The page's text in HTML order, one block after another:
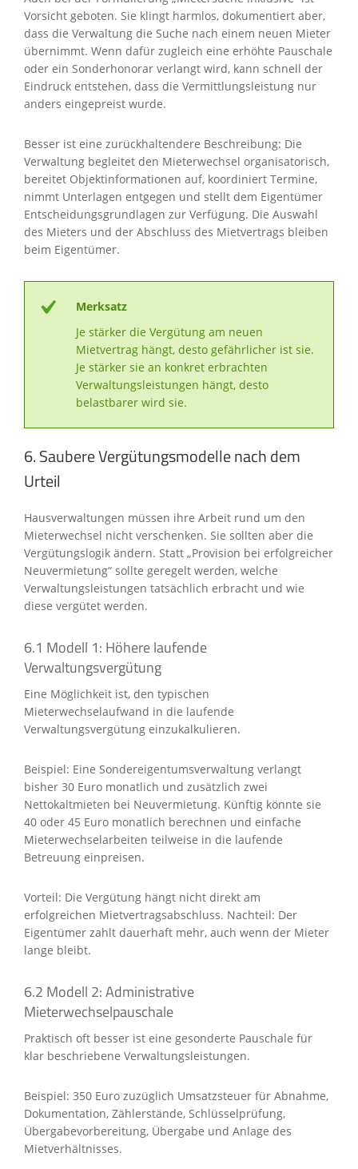
Vorsicht geboten. Sie klingt harmlos, dokumentiert aber,
dass die Verwaltung die Suche nach einem neuen Mieter
übernimmt. Wenn dafür zugleich eine erhöhte Pauschale
oder ein Sonderhonorar verlangt wird, kann schnell der
Eindruck entstehen, dass die Vermittlungsleistung nur
anders eingepreist wurde.
Besser ist eine zurückhaltendere Beschreibung: Die
Verwaltung begleitet den Mieterwechsel organisatorisch,
bereitet Objektinformationen auf, koordiniert Termine,
nimmt Unterlagen entgegen und stellt dem Eigentümer
Entscheidungsgrundlagen zur Verfügung. Die Auswahl
des Mieters und der Abschluss des Mietvertrags bleiben
beim Eigentümer.
Merksatz
Je stärker die Vergütung am neuen
Mietvertrag hängt, desto gefährlicher ist sie.
Je stärker sie an konkret erbrachten
Verwaltungsleistungen hängt, desto
belastbarer wird sie.
6. Saubere Vergütungsmodelle nach dem
Urteil
Hausverwaltungen müssen ihre Arbeit rund um den
Mieterwechsel nicht verschenken. Sie sollten aber die
Vergütungslogik ändern. Statt „Provision bei erfolgreicher
Neuvermietung“ sollte geregelt werden, welche
Verwaltungsleistungen tatsächlich erbracht und wie
diese vergütet werden.
6.1 Modell 1: Höhere laufende
Verwaltungsvergütung
Eine Möglichkeit ist, den typischen
Mieterwechselaufwand in die laufende
Verwaltungsvergütung einzukalkulieren.
Beispiel: Eine Sondereigentumsverwaltung verlangt
bisher 30 Euro monatlich und zusätzlich zwei
Nettokaltmieten bei Neuvermietung. Künftig könnte sie
40 oder 45 Euro monatlich berechnen und einfache
Mieterwechselarbeiten teilweise in die laufende
Betreuung einpreisen.
Vorteil: Die Vergütung hängt nicht direkt am
erfolgreichen Mietvertragsabschluss. Nachteil: Der
Eigentümer zahlt dauerhaft mehr, auch wenn der Mieter
lange bleibt.
6.2 Modell 2: Administrative
Mieterwechselpauschale
Praktisch oft besser ist eine gesonderte Pauschale für
klar beschriebene Verwaltungsleistungen.
Beispiel: 350 Euro zuzüglich Umsatzsteuer für Abnahme,
Dokumentation, Zählerstände, Schlüsselprüfung,
Übergabevorbereitung, Übergabe und Anlage des
Mietverhältnisses.